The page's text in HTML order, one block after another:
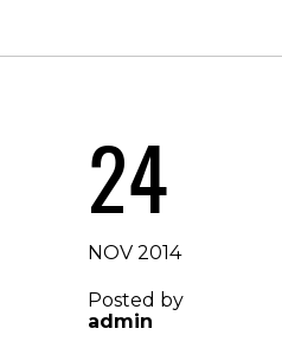
24
NOV 2014
Posted by
admin